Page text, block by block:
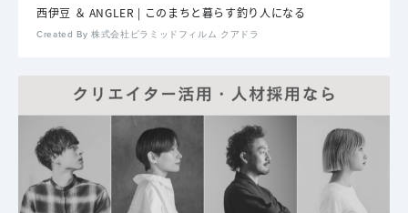
西伊豆 ＆ ANGLER | このまちと暮らす釣り人になる
Created By 株式会社ピラミッドフィルム クアドラ